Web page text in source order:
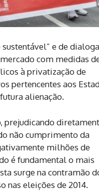
e de
com medidas
à privatização de
pertencentes aos
alienação.
prejudicando
não cumprimento da
milhões de
é fundamental o mais
surge na contramão
eleições de 2014.